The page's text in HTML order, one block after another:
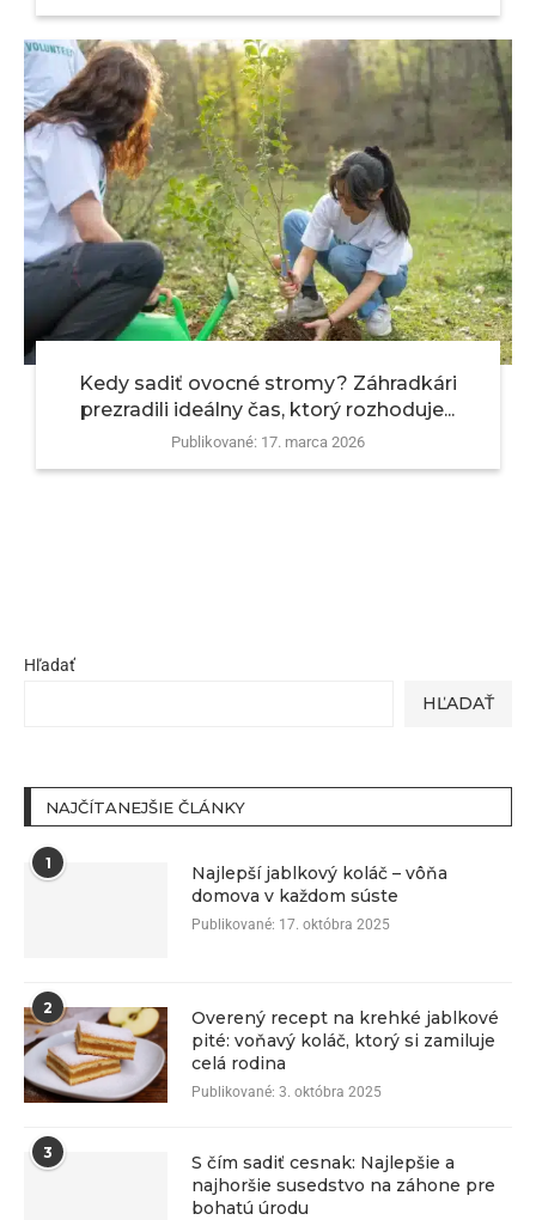
Kedy sadiť ovocné stromy? Záhradkári
prezradili ideálny čas, ktorý rozhoduje...
Publikované: 17. marca 2026
Hľadať
HĽADAŤ
NAJČÍTANEJŠIE ČLÁNKY
1
Najlepší jablkový koláč – vôňa
domova v každom súste
Publikované: 17. októbra 2025
2
Overený recept na krehké jablkové
pité: voňavý koláč, ktorý si zamiluje
celá rodina
Publikované: 3. októbra 2025
3
S čím sadiť cesnak: Najlepšie a
najhoršie susedstvo na záhone pre
bohatú úrodu